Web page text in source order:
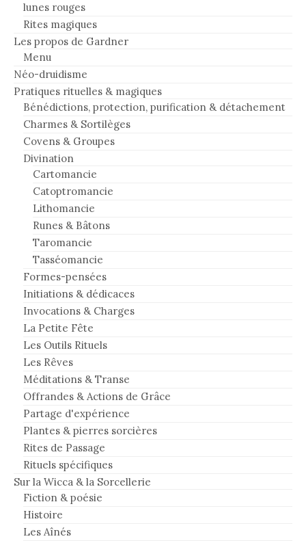
lunes rouges
Rites magiques
Les propos de Gardner
Menu
Néo-druidisme
Pratiques rituelles & magiques
Bénédictions, protection, purification & détachement
Charmes & Sortilèges
Covens & Groupes
Divination
Cartomancie
Catoptromancie
Lithomancie
Runes & Bâtons
Taromancie
Tasséomancie
Formes-pensées
Initiations & dédicaces
Invocations & Charges
La Petite Fête
Les Outils Rituels
Les Rêves
Méditations & Transe
Offrandes & Actions de Grâce
Partage d'expérience
Plantes & pierres sorcières
Rites de Passage
Rituels spécifiques
Sur la Wicca & la Sorcellerie
Fiction & poésie
Histoire
Les Aînés